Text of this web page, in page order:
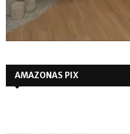
AMAZONAS PIX